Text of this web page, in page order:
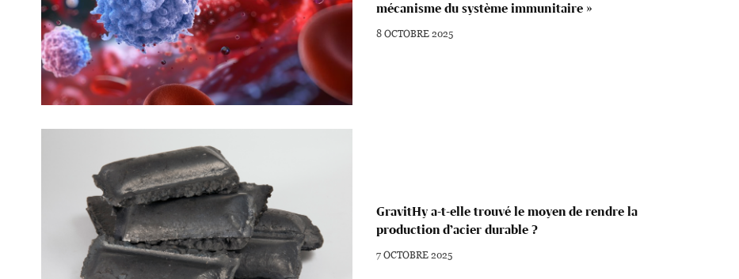
mécanisme du système immunitaire »
8 OCTOBRE 2025
GravitHy a-t-elle trouvé le moyen de rendre la
production d’acier durable ?
7 OCTOBRE 2025